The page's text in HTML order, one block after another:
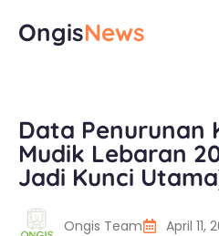
OngisNews
Data Penurunan
Mudik Lebaran
Jadi Kunci
Ongis Team April 11,